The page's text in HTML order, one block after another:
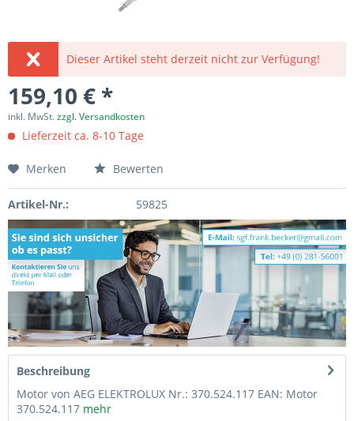
Dieser Artikel steht derzeit nicht zur Verfügung!
159,10 € *
inkl. MwSt.zzgl. Versandkosten
Lieferzeit ca. 8-10 Tage
Merken Bewerten
Artikel-Nr.: 59825
Beschreibung
Motor von AEG ELEKTROLUX Nr.: 370.524.117 EAN: Motor
370.524.117 mehr